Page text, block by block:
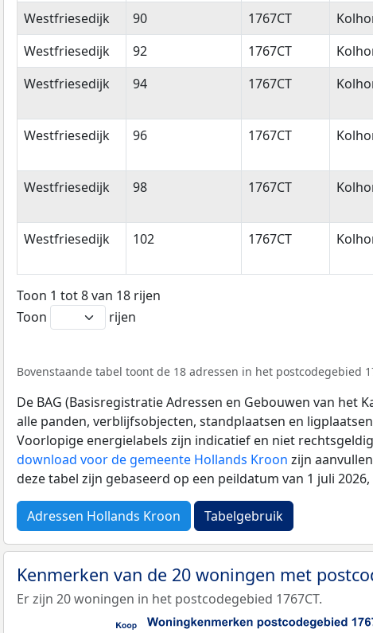
Westfriesedijk 90 1767CT
Westfriesedijk
92 1767CT
Westfriesedijk
94 1767CT
Westfriesedijk 96 1767CT
Westfriesedijk 98 1767CT
Westfriesedijk 102 1767CT
Toon 1 tot 8 van 18 rijen
Toon
rijen
Bovenstaande tabel toont de 18 adressen in het postcodegebied
De BAG (Basisregistratie Adressen en Gebouwen van het
alle panden, verblijfsobjecten, standplaatsen en
Voorlopige energielabels zijn indicatief en niet
download voor de gemeente Hollands Kroon zijn
deze tabel zijn gebaseerd op een peildatum van 1 juli
Adressen Hollands Kroon Tabelgebruik
Kenmerken van de 20 woningen met
Er zijn 20 woningen in het postcodegebied 1767CT.